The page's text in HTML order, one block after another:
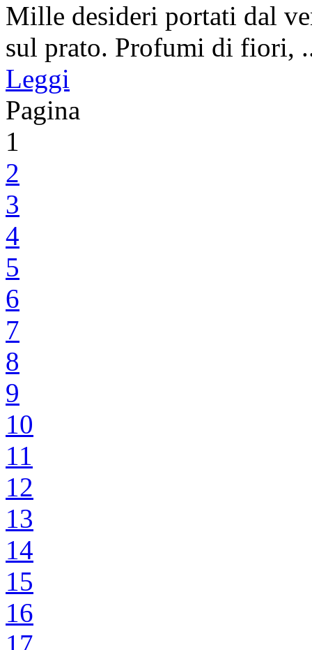
Mille desideri portati dal
sul prato. Profumi di fiori,
Leggi
Pagina
1
2
3
4
5
6
7
8
9
10
11
12
13
14
15
16